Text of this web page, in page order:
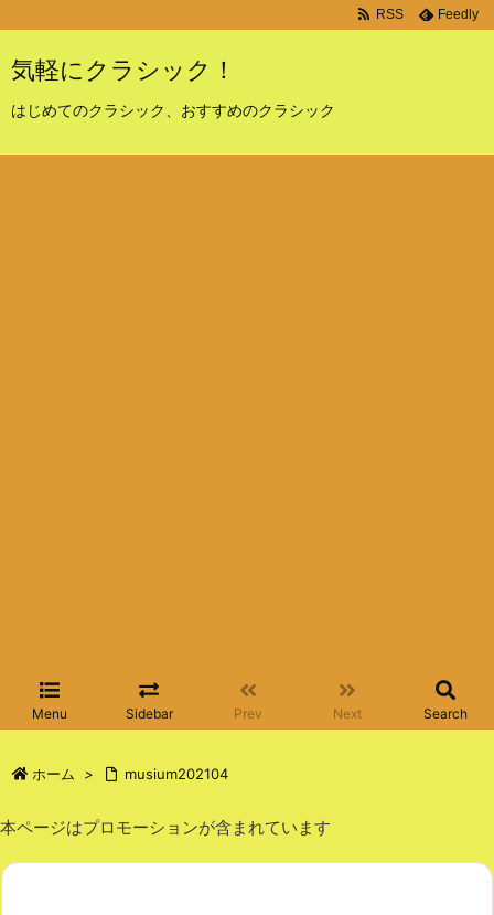
気軽にクラシック！
はじめてのクラシック、おすすめのクラシック
Menu Sidebar Prev Next Search
RSS Feedly
ホーム > musium202104
本ページはプロモーションが含まれています